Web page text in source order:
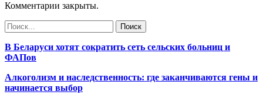
Комментарии закрыты.
В Беларуси хотят сократить сеть сельских больниц и
ФАПов
Алкоголизм и наследственность: где заканчиваются гены и
начинается выбор